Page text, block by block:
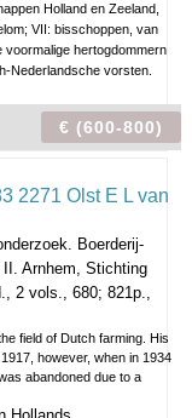
Holland en Zeeland,
VII: bisschoppen, van
voormalige hertogdommern
Nederlandsche vorsten.
€ (600-800)
Boerderij-
II. Arnhem, Stichting
2 vols., 680; 821p.,
field of Dutch farming. His
however, when in 1934
abandoned due to a